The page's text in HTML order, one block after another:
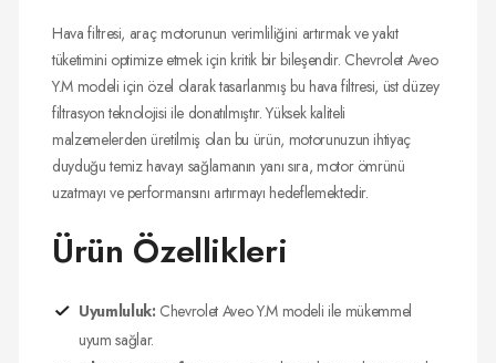
Hava filtresi, araç motorunun verimliliğini artırmak ve yakıt
tüketimini optimize etmek için kritik bir bileşendir. Chevrolet Aveo
Y.M modeli için özel olarak tasarlanmış bu hava filtresi, üst düzey
filtrasyon teknolojisi ile donatılmıştır. Yüksek kaliteli
malzemelerden üretilmiş olan bu ürün, motorunuzun ihtiyaç
duyduğu temiz havayı sağlamanın yanı sıra, motor ömrünü
uzatmayı ve performansını artırmayı hedeflemektedir.
Ürün Özellikleri
Uyumluluk: Chevrolet Aveo Y.M modeli ile mükemmel
uyum sağlar.